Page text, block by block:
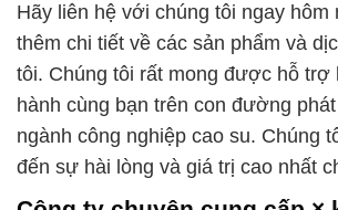
Hãy liên hệ với chúng tôi ngay hôm
thêm chi tiết về các sản phẩm và
tôi. Chúng tôi rất mong được hỗ trợ
hành cùng bạn trên con đường
ngành công nghiệp cao su. Chúng
đến sự hài lòng và giá trị cao nhất